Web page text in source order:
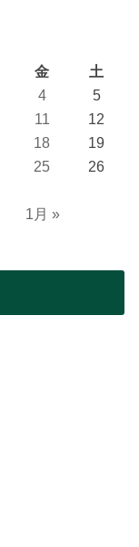
金 土
1月 »
4
5
11
12
18
19
25
26